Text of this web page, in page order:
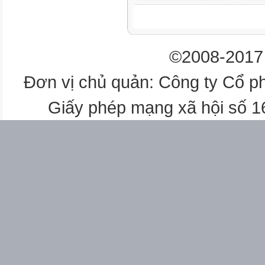
S.
gian
©2008-
Đơn vị chủ quản: Công ty Cổ
Giấy phép mạng xã hội số